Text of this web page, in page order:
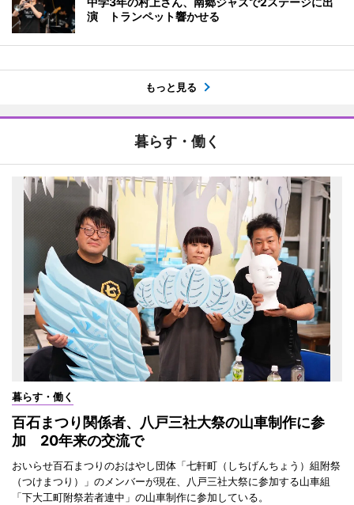
演 トランペット響かせる
もっと見る
暮らす・働く
暮らす・働く
百石まつり関係者、八戸三社大祭の山車制作に参
加 20年来の交流で
おいらせ百石まつりのおはやし団体「七軒町（しちげんちょう）組附祭
（つけまつり）」のメンバーが現在、八戸三社大祭に参加する山車組
「下大工町附祭若者連中」の山車制作に参加している。